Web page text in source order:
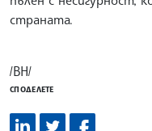
страната.
/ВН/
СПОДЕЛЕТЕ